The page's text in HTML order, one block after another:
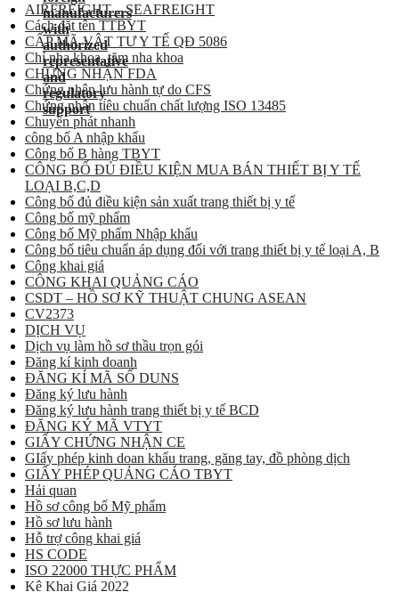
AIRFREIGHT – SEAFREIGHT
Cách đặt tên TTBYT
CẤP MÃ VẬT TƯ Y TẾ QĐ 5086
Chỉ nha khoa, tăm nha khoa
CHỨNG NHẬN FDA
Chứng nhận lưu hành tự do CFS
Chứng nhận tiêu chuẩn chất lượng ISO 13485
Chuyển phát nhanh
công bố A nhập khẩu
Công bố B hàng TBYT
CÔNG BỐ ĐỦ ĐIỀU KIỆN MUA BÁN THIẾT BỊ Y TẾ
LOẠI B,C,D
Công bố đủ điều kiện sản xuất trang thiết bị y tế
Công bố mỹ phẩm
Công bố Mỹ phẩm Nhập khẩu
Công bố tiêu chuẩn áp dụng đối với trang thiết bị y tế loại A, B
Công khai giá
CÔNG KHAI QUẢNG CÁO
CSDT – HỒ SƠ KỸ THUẬT CHUNG ASEAN
CV2373
DỊCH VỤ
Dịch vụ làm hồ sơ thầu trọn gói
Đăng kí kinh doanh
ĐĂNG KÍ MÃ SỐ DUNS
Đăng ký lưu hành
Đăng ký lưu hành trang thiết bị y tế BCD
ĐĂNG KÝ MÃ VTYT
GIẤY CHỨNG NHẬN CE
GIấy phép kinh doan khẩu trang, găng tay, đồ phòng dịch
GIẤY PHÉP QUẢNG CÁO TBYT
Hải quan
Hồ sơ công bố Mỹ phẩm
Hồ sơ lưu hành
Hỗ trợ công khai giá
HS CODE
ISO 22000 THỰC PHẨM
Kê Khai Giá 2022